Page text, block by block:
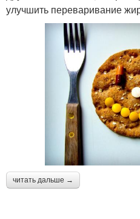
улучшить переваривание
читать дальше →